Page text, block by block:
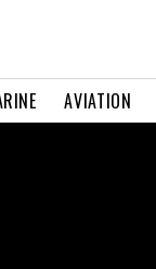
AVIATION